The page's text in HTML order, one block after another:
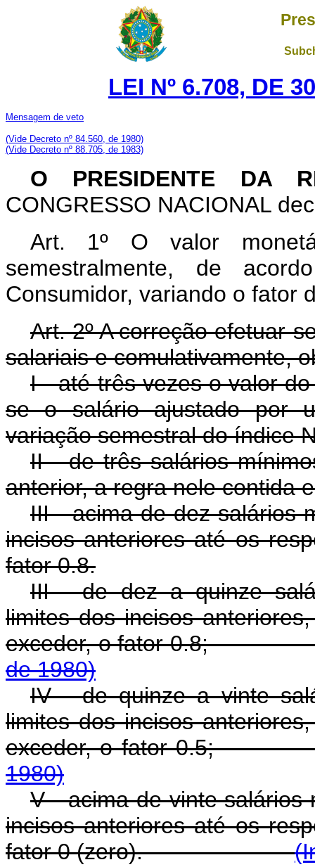
LEI Nº 6.708, DE
Mensagem de veto
(Vide Decreto nº 84.560, de 1980)
(Vide Decreto nº 88.705, de 1983)
O PRESIDENTE DA
CONGRESSO NACIONAL
Art. 1º O valor
semestralmente, de
Consumidor, variando o fator
Art. 2º A correção efetuar-
salariais e comulativamente,
I - até três vezes o valor
se o salário ajustado por
variação semestral do índice
II - de três salários
anterior, a regra nele contida
III - acima de dez salários
incisos anteriores até os
fator 0.8.
III - de dez a quinze
limites dos incisos
exceder, o fator
de 1980)
IV - de quinze a vinte
limites dos incisos
exceder, o fator
1980)
V - acima de vinte salários
incisos anteriores até os
fator 0 (zero).